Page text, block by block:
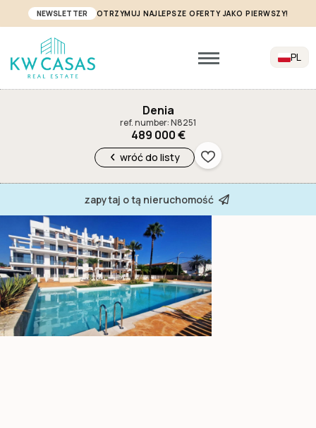
NEWSLETTER OTRZYMUJ NAJLEPSZE OFERTY JAKO PIERWSZY!
PL
Denia
ref. number: N8251
489 000 €
wróć do listy
zapytaj o tą nieruchomość